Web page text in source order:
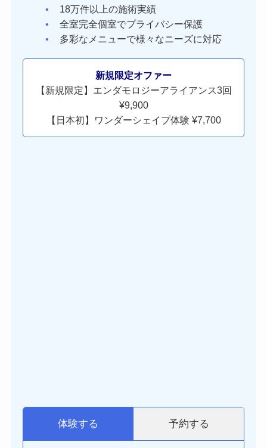
18万件以上の施術実績
全室完全個室でプライバシー保護
多彩なメニューで様々なニーズに対応
新規限定オファー
【新規限定】エンダモロジーアライアンス3回
¥9,900
【日本初】ワンダーシェイプ体験 ¥7,700
体験する 予約する